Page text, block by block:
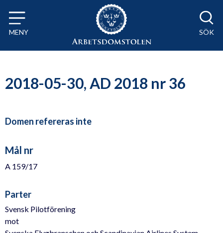
Till innehåll på sidan x
MENY SÖK
2018-05-30, AD 2018 nr 36
Domen refereras inte
Mål nr
A 159/17
Parter
Svensk Pilotförening
mot